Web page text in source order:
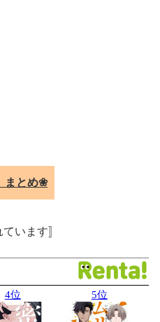
まとめ❀
います〛